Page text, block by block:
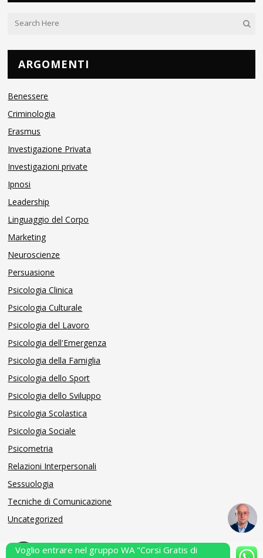
ARGOMENTI
Benessere
Criminologia
Erasmus
Investigazione Privata
Investigazioni private
Ipnosi
Leadership
Linguaggio del Corpo
Marketing
Neuroscienze
Persuasione
Psicologia Clinica
Psicologia Culturale
Psicologia del Lavoro
Psicologia dell'Emergenza
Psicologia della Famiglia
Psicologia dello Sport
Psicologia dello Sviluppo
Psicologia Scolastica
Psicologia Sociale
Psicometria
Relazioni Interpersonali
Sessuologia
Tecniche di Comunicazione
Uncategorized
Voglio entrare nel gruppo WA "Corsi Gratis di